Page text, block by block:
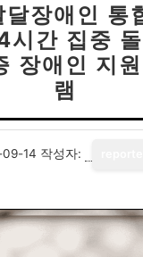
장애인 통
간 집중
장애인 지
램
14 작성자: